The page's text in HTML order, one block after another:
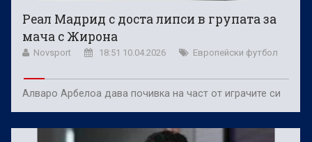
Реал Мадрид с доста липси в групата за
мача с Жирона
Novsport 18:51 10.04.2026 Европейски футбол
Алваро Арбелоа дава почивка на част от играчите си